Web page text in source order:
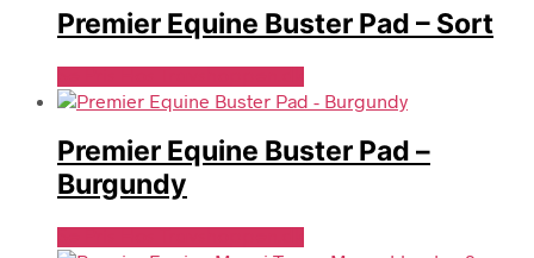
Premier Equine Buster Pad – Sort
Premier Equine Buster Pad –
Burgundy